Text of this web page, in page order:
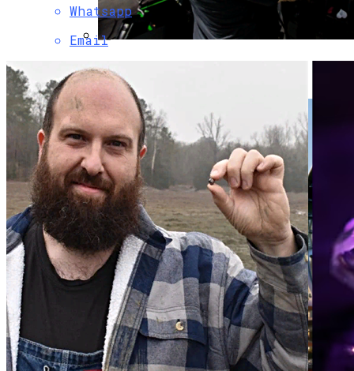
В Суд На Apple
Что За Неведомый Аппарат Запустила
На Орбиту КНДР — Специалисты
Гадают
Ученые Создали Стентопрут Для
Управления Техникой Силой Мысли
Музыкантов Группы «Би-2» Задержала
Туристическая Полиция Пхукета
Whatsapp
Email